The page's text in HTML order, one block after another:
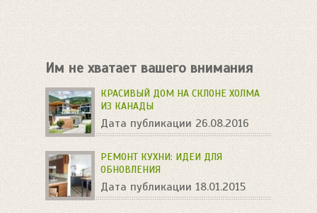
Им не хватает вашего внимания
КРАСИВЫЙ ДОМ НА СКЛОНЕ ХОЛМА
ИЗ КАНАДЫ
Дата публикации 26.08.2016
РЕМОНТ КУХНИ: ИДЕИ ДЛЯ
ОБНОВЛЕНИЯ
Дата публикации 18.01.2015